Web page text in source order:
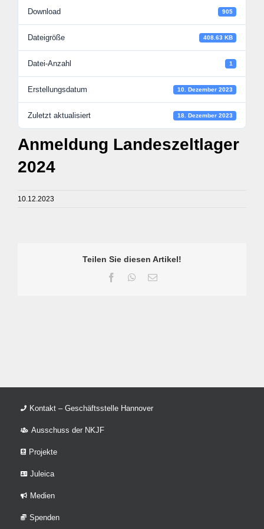
Download 905
Dateigröße 408.63 KB
Datei-Anzahl 1
Erstellungsdatum 10. Dezember 2023
Zuletzt aktualisiert 18. Dezember 2023
Anmeldung Landeszeltlager
2024
10.12.2023
Teilen Sie diesen Artikel!
FacebookWhatsApp
E-
Kontakt – Geschäftsstelle Hannover
Ausschuss der NKJF
Projekte
Juleica
Medien
Spenden